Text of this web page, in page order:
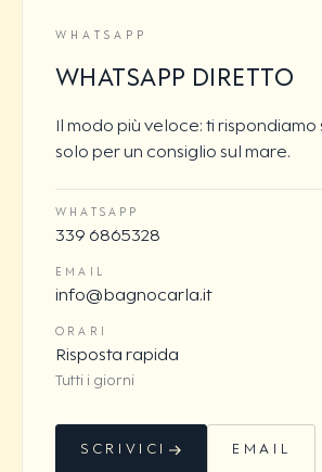
WHATSAPP
WHATSAPP DIRETTO
Il modo più veloce: ti
solo per un consiglio sul mare.
WHATSAPP
339 6865328
EMAIL
info@bagnocarla.it
ORARI
Risposta rapida
Tutti i giorni
SCRIVICI EMAIL